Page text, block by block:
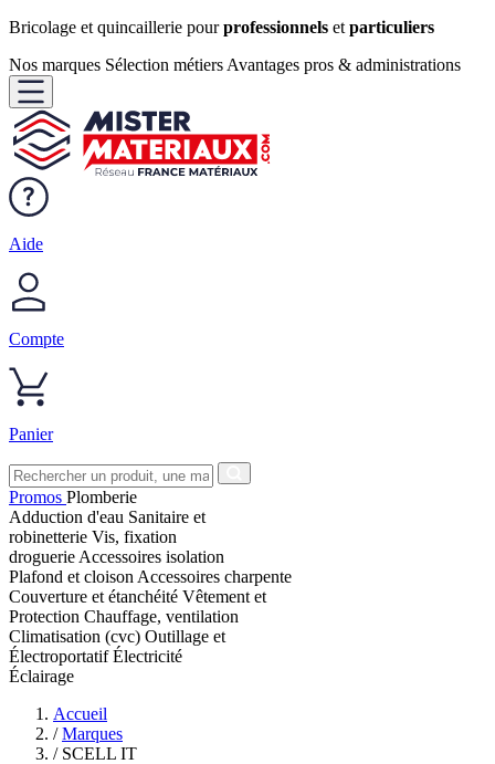
Bricolage et quincaillerie pourprofessionnels et particuliers
Nos marques Sélection métiers Avantages pros & administrations
Aide
Compte
Panier
Promos Plomberie
Adduction d'eau Sanitaire et
robinetterie Vis, fixation
droguerie Accessoires isolation
Plafond et cloison Accessoires charpente
Couverture et étanchéité Vêtement et
Protection Chauffage, ventilation
Climatisation (cvc) Outillage et
ÉlectroportatifÉlectricité
Éclairage
Accueil
/ Marques
/ SCELL IT